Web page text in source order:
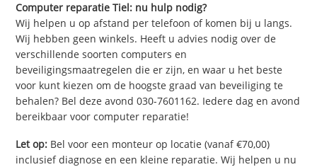
Computer reparatie Tiel: nu hulp nodig?
Wij helpen u op afstand per telefoon of komen bij u langs.
Wij hebben geen winkels. Heeft u advies nodig over de
verschillende soorten computers en
beveiligingsmaatregelen die er zijn, en waar u het beste
voor kunt kiezen om de hoogste graad van beveiliging te
behalen? Bel deze avond 030-7601162. Iedere dag en avond
bereikbaar voor computer reparatie!
Let op: Bel voor een monteur op locatie (vanaf €70,00)
inclusief diagnose en een kleine reparatie. Wij helpen u nu